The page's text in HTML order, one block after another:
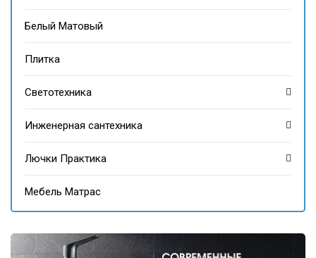
Белый Матовый
Плитка
Светотехника
Инженерная сантехника
Лючки Практика
Мебель Матрас